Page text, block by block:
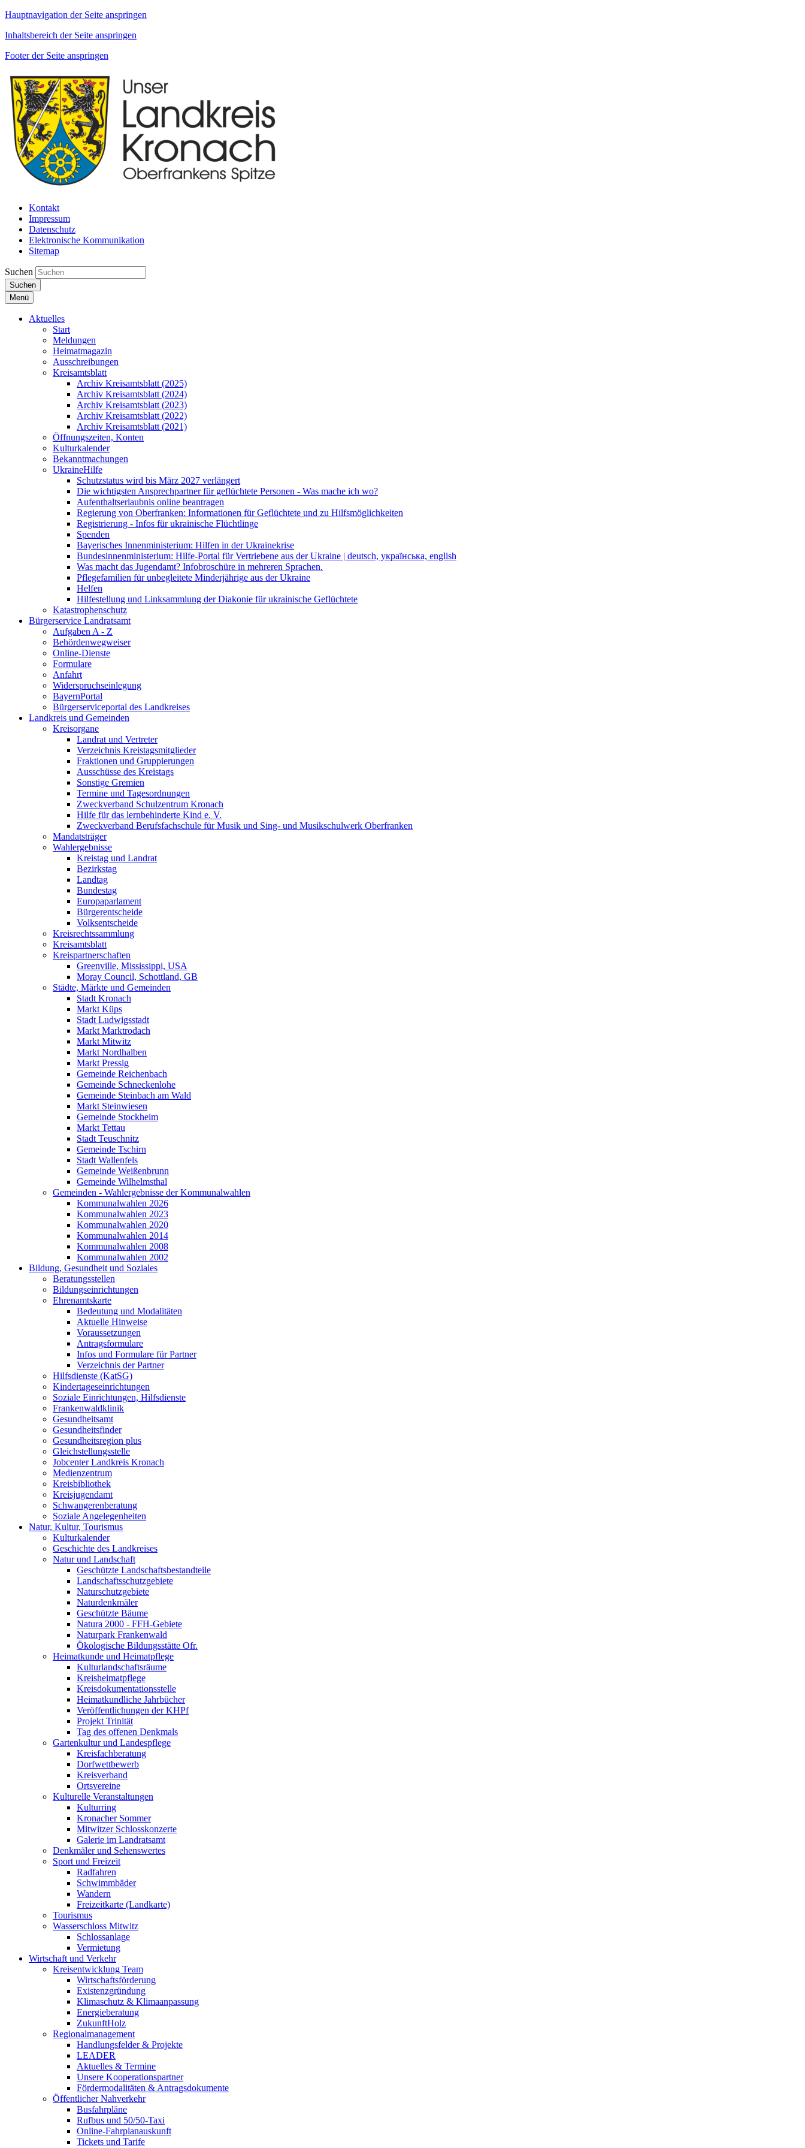
Hauptnavigation der Seite anspringen
Inhaltsbereich der Seite anspringen
Footer der Seite anspringen
Kontakt
Impressum
Datenschutz
Elektronische Kommunikation
Sitemap
Suchen
Suchen
Menü
Aktuelles
Start
Meldungen
Heimatmagazin
Ausschreibungen
Kreisamtsblatt
Archiv Kreisamtsblatt (2025)
Archiv Kreisamtsblatt (2024)
Archiv Kreisamtsblatt (2023)
Archiv Kreisamtsblatt (2022)
Archiv Kreisamtsblatt (2021)
Öffnungszeiten, Konten
Kulturkalender
Bekanntmachungen
UkraineHilfe
Schutzstatus wird bis März 2027 verlängert
Die wichtigsten Ansprechpartner für geflüchtete Personen - Was mache ich wo?
Aufenthaltserlaubnis online beantragen
Regierung von Oberfranken: Informationen für Geflüchtete und zu Hilfsmöglichkeiten
Registrierung - Infos für ukrainische Flüchtlinge
Spenden
Bayerisches Innenministerium: Hilfen in der Ukrainekrise
Bundesinnenministerium: Hilfe-Portal für Vertriebene aus der Ukraine | deutsch, українська, english
Was macht das Jugendamt? Infobroschüre in mehreren Sprachen.
Pflegefamilien für unbegleitete Minderjährige aus der Ukraine
Helfen
Hilfestellung und Linksammlung der Diakonie für ukrainische Geflüchtete
Katastrophenschutz
Bürgerservice Landratsamt
Aufgaben A - Z
Behördenwegweiser
Online-Dienste
Formulare
Anfahrt
Widerspruchseinlegung
BayernPortal
Bürgerserviceportal des Landkreises
Landkreis und Gemeinden
Kreisorgane
Landrat und Vertreter
Verzeichnis Kreistagsmitglieder
Fraktionen und Gruppierungen
Ausschüsse des Kreistags
Sonstige Gremien
Termine und Tagesordnungen
Zweckverband Schulzentrum Kronach
Hilfe für das lernbehinderte Kind e. V.
Zweckverband Berufsfachschule für Musik und Sing- und Musikschulwerk Oberfranken
Mandatsträger
Wahlergebnisse
Kreistag und Landrat
Bezirkstag
Landtag
Bundestag
Europaparlament
Bürgerentscheide
Volksentscheide
Kreisrechtssammlung
Kreisamtsblatt
Kreispartnerschaften
Greenville, Mississippi, USA
Moray Council, Schottland, GB
Städte, Märkte und Gemeinden
Stadt Kronach
Markt Küps
Stadt Ludwigsstadt
Markt Marktrodach
Markt Mitwitz
Markt Nordhalben
Markt Pressig
Gemeinde Reichenbach
Gemeinde Schneckenlohe
Gemeinde Steinbach am Wald
Markt Steinwiesen
Gemeinde Stockheim
Markt Tettau
Stadt Teuschnitz
Gemeinde Tschirn
Stadt Wallenfels
Gemeinde Weißenbrunn
Gemeinde Wilhelmsthal
Gemeinden - Wahlergebnisse der Kommunalwahlen
Kommunalwahlen 2026
Kommunalwahlen 2023
Kommunalwahlen 2020
Kommunalwahlen 2014
Kommunalwahlen 2008
Kommunalwahlen 2002
Bildung, Gesundheit und Soziales
Beratungsstellen
Bildungseinrichtungen
Ehrenamtskarte
Bedeutung und Modalitäten
Aktuelle Hinweise
Voraussetzungen
Antragsformulare
Infos und Formulare für Partner
Verzeichnis der Partner
Hilfsdienste (KatSG)
Kindertageseinrichtungen
Soziale Einrichtungen, Hilfsdienste
Frankenwaldklinik
Gesundheitsamt
Gesundheitsfinder
Gesundheitsregion plus
Gleichstellungsstelle
Jobcenter Landkreis Kronach
Medienzentrum
Kreisbibliothek
Kreisjugendamt
Schwangerenberatung
Soziale Angelegenheiten
Natur, Kultur, Tourismus
Kulturkalender
Geschichte des Landkreises
Natur und Landschaft
Geschützte Landschaftsbestandteile
Landschaftsschutzgebiete
Naturschutzgebiete
Naturdenkmäler
Geschützte Bäume
Natura 2000 - FFH-Gebiete
Naturpark Frankenwald
Ökologische Bildungsstätte Ofr.
Heimatkunde und Heimatpflege
Kulturlandschaftsräume
Kreisheimatpflege
Kreisdokumentationsstelle
Heimatkundliche Jahrbücher
Veröffentlichungen der KHPf
Projekt Trinität
Tag des offenen Denkmals
Gartenkultur und Landespflege
Kreisfachberatung
Dorfwettbewerb
Kreisverband
Ortsvereine
Kulturelle Veranstaltungen
Kulturring
Kronacher Sommer
Mitwitzer Schlosskonzerte
Galerie im Landratsamt
Denkmäler und Sehenswertes
Sport und Freizeit
Radfahren
Schwimmbäder
Wandern
Freizeitkarte (Landkarte)
Tourismus
Wasserschloss Mitwitz
Schlossanlage
Vermietung
Wirtschaft und Verkehr
Kreisentwicklung Team
Wirtschaftsförderung
Existenzgründung
Klimaschutz & Klimaanpassung
Energieberatung
ZukunftHolz
Regionalmanagement
Handlungsfelder & Projekte
LEADER
Aktuelles & Termine
Unsere Kooperationspartner
Fördermodalitäten & Antragsdokumente
Öffentlicher Nahverkehr
Busfahrpläne
Rufbus und 50/50-Taxi
Online-Fahrplanauskunft
Tickets und Tarife